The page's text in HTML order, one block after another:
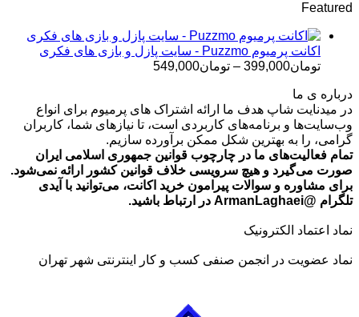
تومان699,000
Featured
اکانت پرمیوم Puzzmo - سایت پازل و بازی های فکری
تومان399,000
– تومان549,000
تا
تومان549,000
درباره ی ما
در میدنایت شاپ هدف ما ارائه اشتراک های پرمیوم برای انواع
وب‌سایت‌ها و برنامه‌های کاربردی است، تا نیازهای شما، کاربران
گرامی، را به بهترین شکل ممکن برآورده سازیم.
تمام فعالیت‌های ما در چارچوب قوانین جمهوری اسلامی ایران
صورت می‌گیرد و هیچ سرویسی خلاف قوانین کشور ارائه نمی‌شود.
برای مشاوره و سوالات پیرامون خرید اکانت، می‌توانید با آیدی
تلگرام @ArmanLaghaei در ارتباط باشید.
نماد اعتماد الکترونیک
نماد عضویت در انجمن صنفی کسب و کار اینترنتی شهر تهران